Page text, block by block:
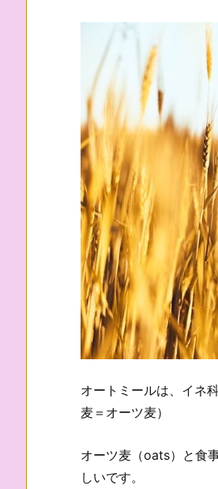
オートミールは、イネ
麦＝オーツ麦）
オーツ麦（oats）と食
しいです。